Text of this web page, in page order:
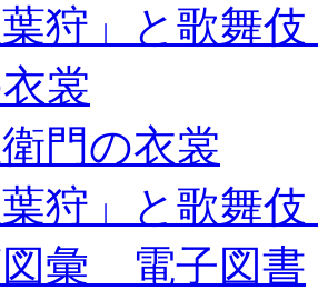
狩」と歌舞
裳
門の衣裳
狩」と歌舞
図彙 電子図書